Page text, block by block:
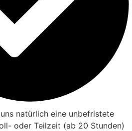
natürlich eine unbefristete
oder Teilzeit (ab 20 Stunden)